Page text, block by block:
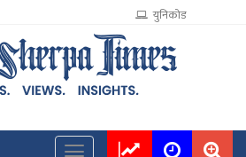
युनिकोड